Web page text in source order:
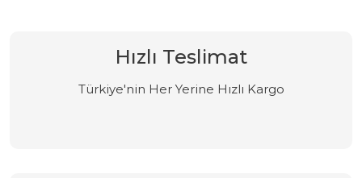
Hızlı Teslimat
Türkiye'nin Her Yerine Hızlı Kargo